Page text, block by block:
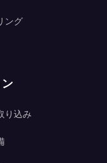
ング
り込み